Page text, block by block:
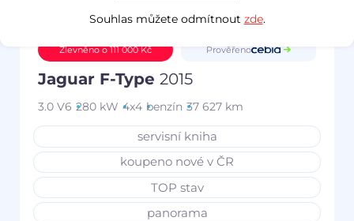
Zlevněno o 111 000 Kč Prověřeno
Jaguar F-Type 2015
3.0 V6 280 kW 4x4 benzín 37 627 km
servisní kniha
koupeno nové v ČR
TOP stav
panorama
Souhlas můžete odmítnout zde.